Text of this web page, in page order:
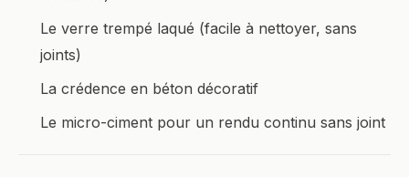
Le verre trempé laqué (facile à nettoyer, sans
joints)
La crédence en béton décoratif
Le micro-ciment pour un rendu continu sans joint